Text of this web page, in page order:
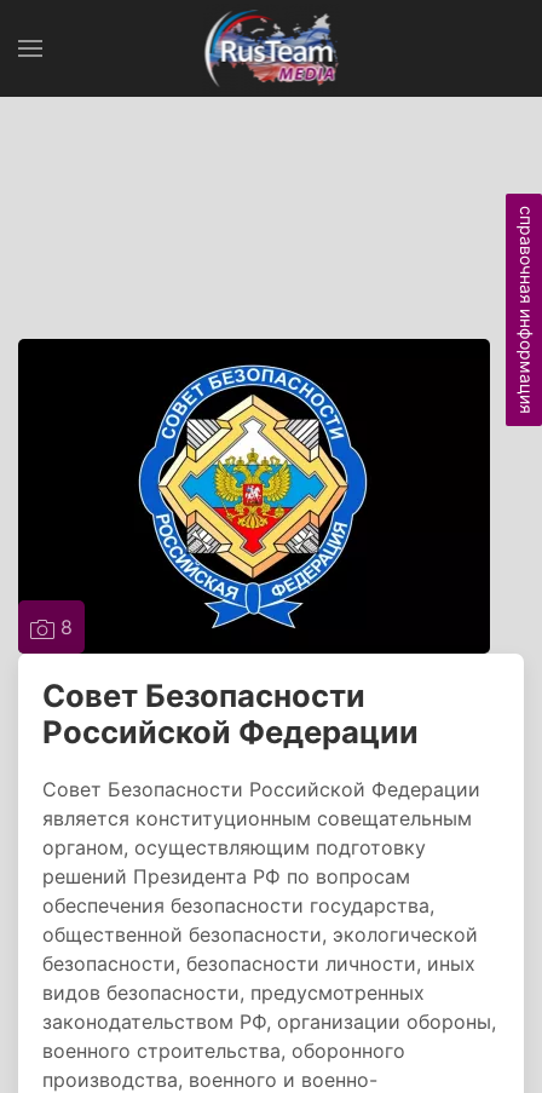
8
Совет Безопасности
Российской Федерации
Совет Безопасности Российской Федерации
является конституционным совещательным
органом, осуществляющим подготовку
решений Президента РФ по вопросам
обеспечения безопасности государства,
общественной безопасности, экологической
безопасности, безопасности личности, иных
видов безопасности, предусмотренных
законодательством РФ, организации обороны,
военного строительства, оборонного
производства, военного и военно-
справочная информация